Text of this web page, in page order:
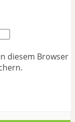
diesem Browser